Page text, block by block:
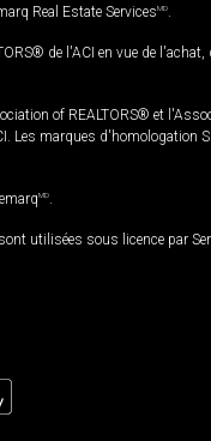
Real Estate ServicesMD
de l'ACI en vue de
of REALTORS® et
Les marques
MD
utilisées sous licence par